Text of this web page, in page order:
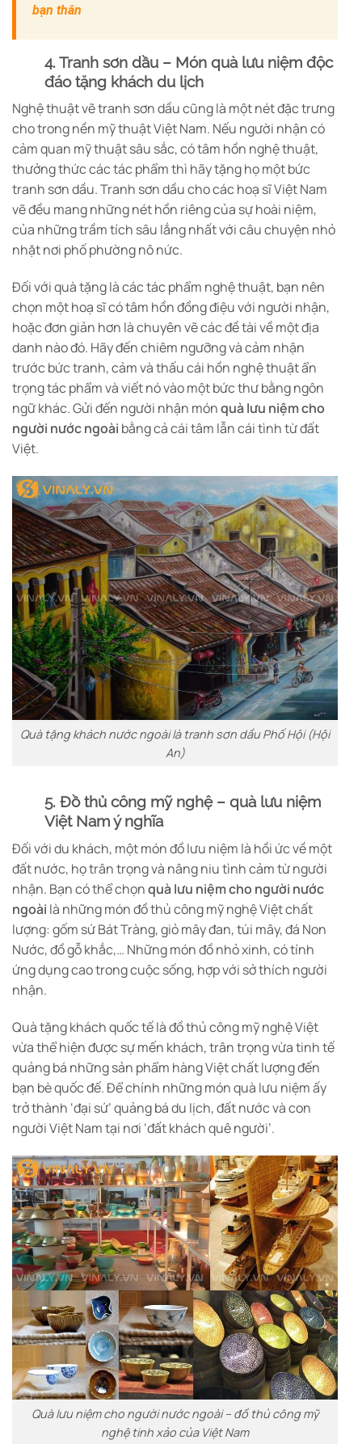
bạn thân
4. Tranh sơn dầu – Món quà lưu niệm độc
đáo tặng khách du lịch
Nghệ thuật vẽ tranh sơn dầu cũng là một nét đặc trưng
cho trong nền mỹ thuật Việt Nam. Nếu người nhận có
cảm quan mỹ thuật sâu sắc, có tâm hồn nghệ thuật,
thưởng thức các tác phẩm thì hãy tặng họ một bức
tranh sơn dầu. Tranh sơn dầu cho các hoạ sĩ Việt Nam
vẽ đều mang những nét hồn riêng của sự hoài niệm,
của những trầm tích sâu lắng nhất với câu chuyện nhỏ
nhặt nơi phố phường nô nức.
Đối với quà tặng là các tác phẩm nghệ thuật, bạn nên
chọn một hoạ sĩ có tâm hồn đồng điệu với người nhận,
hoặc đơn giản hơn là chuyên vẽ các đề tài về một địa
danh nào đó. Hãy đến chiêm ngưỡng và cảm nhận
trước bức tranh, cảm và thấu cái hồn nghệ thuật ẩn
trọng tác phẩm và viết nó vào một bức thư bằng ngôn
ngữ khác. Gửi đến người nhận mónquà lưu niệm cho
người nước ngoài bằng cả cái tâm lẫn cái tình từ đất
Việt.
Quà tặng khách nước ngoài là tranh sơn dầu Phố Hội (Hội
An)
5. Đồ thủ công mỹ nghệ – quà lưu niệm
Việt Nam ý nghĩa
Đối với du khách, một món đồ lưu niệm là hồi ức về một
đất nước, họ trân trọng và nâng niu tình cảm từ người
nhận. Bạn có thể chọnquà lưu niệm cho người nước
ngoài là những món đồ thủ công mỹ nghệ Việt chất
lượng: gốm sứ Bát Tràng, giỏ mây đan, túi mây, đá Non
Nước, đồ gỗ khắc,… Những món đồ nhỏ xinh, có tính
ứng dụng cao trong cuộc sống, hợp với sở thích người
nhận.
Quà tặng khách quốc tế là đồ thủ công mỹ nghệ Việt
vừa thể hiện được sự mến khách, trân trọng vừa tinh tế
quảng bá những sản phẩm hàng Việt chất lượng đến
bạn bè quốc đế. Để chính những món quà lưu niệm ấy
trở thành ‘đại sứ’ quảng bá du lịch, đất nước và con
người Việt Nam tại nơi ‘đất khách quê người’.
Quà lưu niệm cho người nước ngoài – đồ thủ công mỹ
nghệ tinh xảo của Việt Nam